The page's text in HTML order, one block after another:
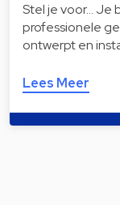
Stel je voor… Je
professionele
ontwerpt en
Lees Meer